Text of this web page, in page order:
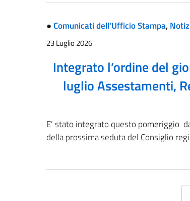
●Comunicati dell'Ufficio Stampa,
23 Luglio 2026
Integrato l’ordine del
luglio Assestamenti,
E’ stato integrato questo pomeriggio
della prossima seduta del Consiglio